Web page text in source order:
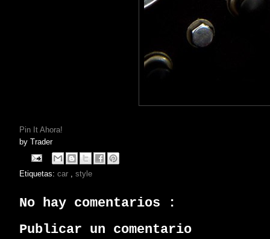
Pin It Ahora!
by Trader
Etiquetas: car style
No hay comentarios :
Publicar un comentario